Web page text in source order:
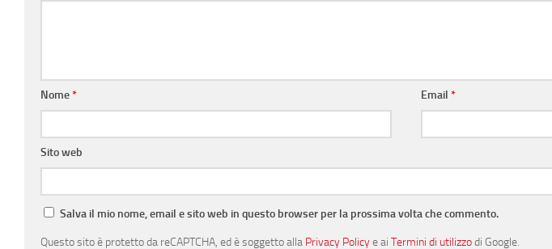
Nome* Email*
Sito web
Salva il mio nome, email e sito web in questo browser per la prossima volta che commento.
Questo sito è protetto da reCAPTCHA, ed è soggetto alla Privacy Policye ai Termini di utilizzodi Google.